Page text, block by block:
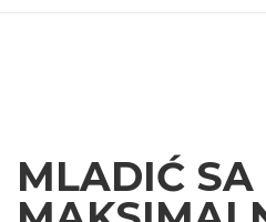
MLADIĆ SA